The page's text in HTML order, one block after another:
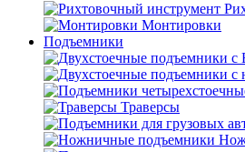
Монтировки
Подъемники
Траверсы